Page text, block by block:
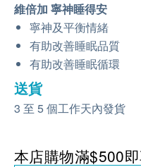
維倍加 寧神睡得安
寧神及平衡情緒
有助改善睡眠品質
有助改善睡眠循環
送貨
3 至 5 個工作天內發貨
本店購物滿$500